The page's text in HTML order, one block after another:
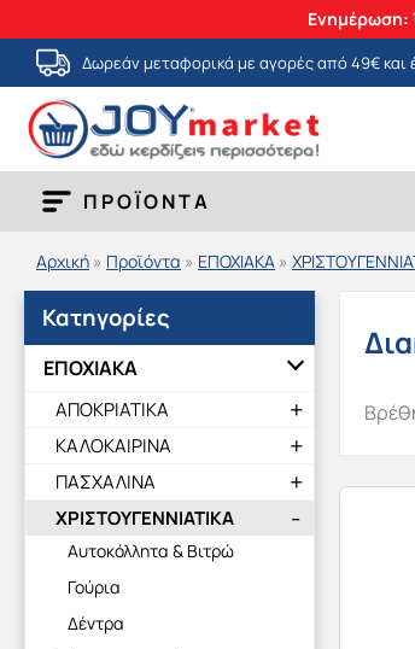
Ενημέρωση:
Μετάβαση
στο
περιεχόμενο
Δωρεάν μεταφορικά με αγορές από 49€ και
ΠΡΟΪΟΝΤΑ
Αρχική » Προϊόντα » ΕΠΟΧΙΑΚΑ »
Κατηγορίες
ΕΠΟΧΙΑΚΑ
ΑΠΟΚΡΙΑΤΙΚΑ
ΚΑΛΟΚΑΙΡΙΝΑ
ΠΑΣΧΑΛΙΝΑ
ΧΡΙΣΤΟΥΓΕΝΝΙΑΤΙΚΑ
Αυτοκόλλητα & Βιτρώ
Γούρια
Δέντρα